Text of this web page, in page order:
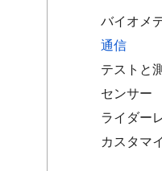
バイオメ
通信
テストと
センサー
ライダー
カスタマ